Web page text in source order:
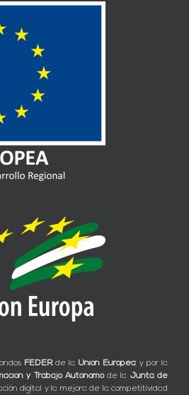
FEDERde la Unión Europea y por la
y Trabajo Autónomode la Junta de
digital y la mejora de la competitividad